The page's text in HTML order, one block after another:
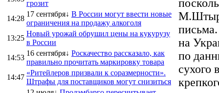
грозит
14:28
17 сентября↓ В России могут ввести новые
ограничения на продажу алкоголя
13:25
Новый урожай обрушил цены на кукурузу
в России
14:53
16 сентября↓ Роскачество рассказало, как
правильно прочитать маркировку товара
14:47
«Ритейлеров призвали к соразмерности».
Штрафы для поставщиков могут снизиться
на
по
сухого